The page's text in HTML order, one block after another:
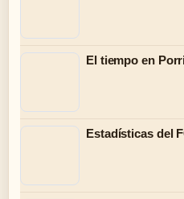
El tiempo en
Estadísticas del